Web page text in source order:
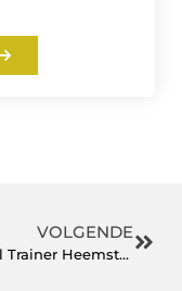
VOLGENDE
Personal Trainer Heemstede – Hardlopen In Haarlem